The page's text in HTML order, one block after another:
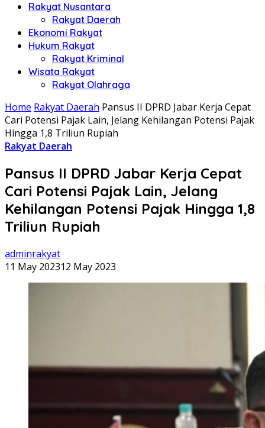
Rakyat Nusantara
Rakyat Daerah
Ekonomi Rakyat
Hukum Rakyat
Rakyat Kriminal
Wisata Rakyat
Rakyat Olahraga
Home Rakyat Daerah Pansus II DPRD Jabar Kerja Cepat
Cari Potensi Pajak Lain, Jelang Kehilangan Potensi Pajak
Hingga 1,8 Triliun Rupiah
Rakyat Daerah
Pansus II DPRD Jabar Kerja Cepat
Cari Potensi Pajak Lain, Jelang
Kehilangan Potensi Pajak Hingga 1,8
Triliun Rupiah
adminrakyat
11 May 202312 May 2023